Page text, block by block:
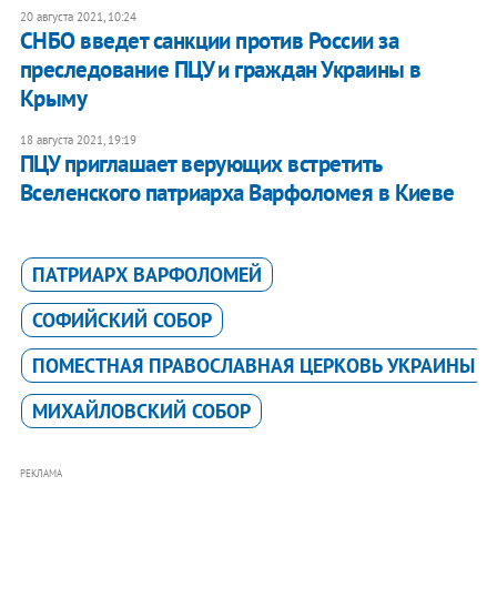
20 августа 2021, 10:24
СНБО введет санкции против России за
преследование ПЦУ и граждан Украины в
Крыму
18 августа 2021, 19:19
ПЦУ приглашает верующих встретить
Вселенского патриарха Варфоломея в Киеве
ПАТРИАРХ ВАРФОЛОМЕЙ
СОФИЙСКИЙ СОБОР
ПОМЕСТНАЯ ПРАВОСЛАВНАЯ ЦЕРКОВЬ УКРАИНЫ
МИХАЙЛОВСКИЙ СОБОР
РЕКЛАМА